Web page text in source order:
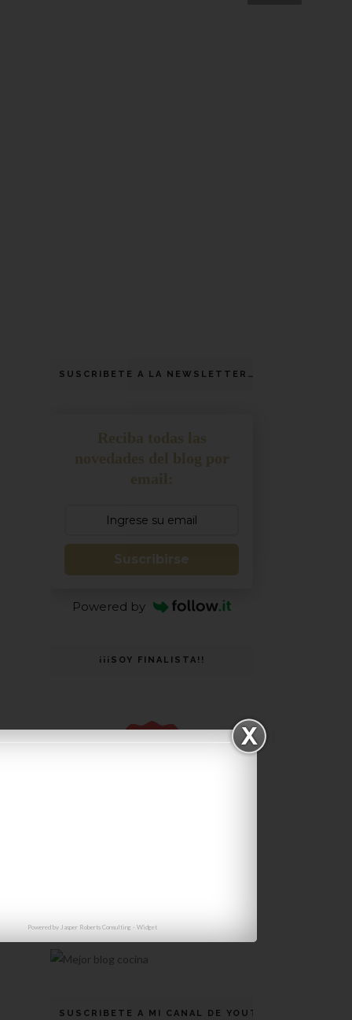
SUSCRIBETE A LA NEWSLETTER
Suscribirse
Powered by
¡¡¡SOY FINALISTA!!
SUSCRIBETE A MI CANAL DE YOUTUBE
Powered by Jasper Roberts Consulting - Widget